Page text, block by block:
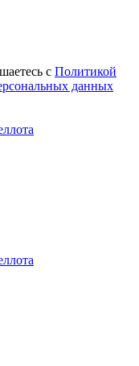
с Политикой
данных